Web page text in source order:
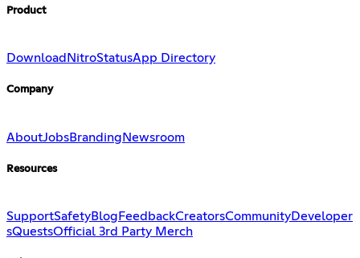
Product
Download NitroStatusApp Directory
Company
AboutJobsBrandingNewsroom
Resources
SupportSafetyBlog FeedbackCreatorsCommunityDeveloper
sQuestsOfficial 3rd Party Merch